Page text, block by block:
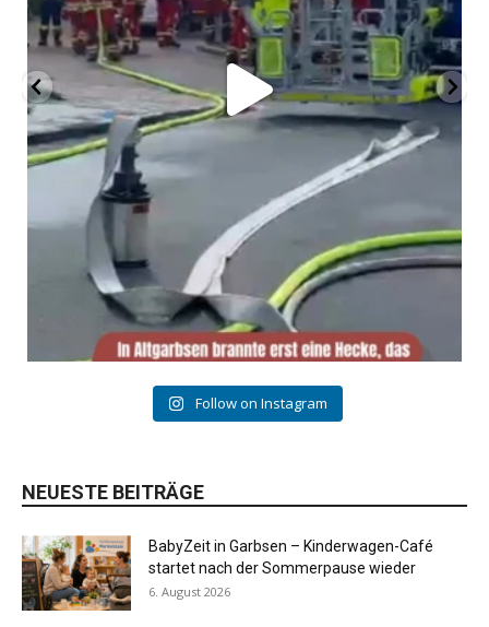
Follow on Instagram
NEUESTE BEITRÄGE
BabyZeit in Garbsen – Kinderwagen-Café
startet nach der Sommerpause wieder
6. August 2026